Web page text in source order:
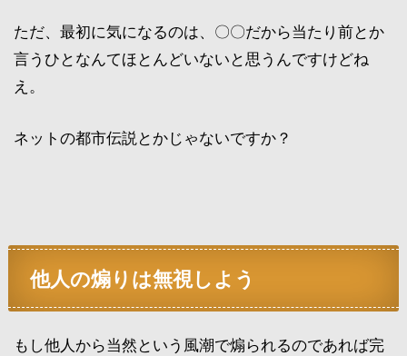
ただ、最初に気になるのは、〇〇だから当たり前とか
言うひとなんてほとんどいないと思うんですけどね
え。
ネットの都市伝説とかじゃないですか？
他人の煽りは無視しよう
もし他人から当然という風潮で煽られるのであれば完